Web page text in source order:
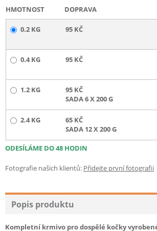
HMOTNOST DOPRAVA
0.2 KG 95 KČ
0.4 KG 95 KČ
1.2 KG
95 KČ
SADA 6 X 200 G
2.4 KG
65 KČ
SADA 12 X 200 G
ODESÍLÁME DO 48 HODIN
Fotografie našich klientů: Přidejte první fotografii
Popis produktu
Kompletní krmivo pro dospělé kočky